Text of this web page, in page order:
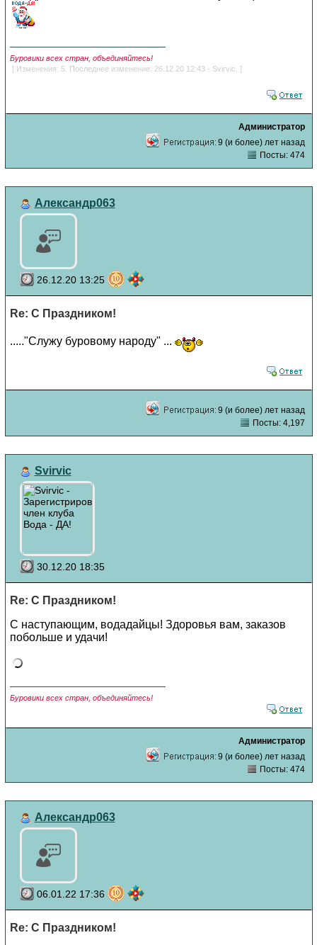
Буровики всех стран, объединяйтесь!
[ Изменения: 5. Последнее изменение: 26.12.20 12:43 - Svirvic. ]
Администратор
9 (и более) лет назад
Посты: 474
Александр063
26.12.20 13:25
Re: С Праздником!
....."Служу буровому народу" ...
9 (и более) лет назад
Посты: 4,197
Svirvic
30.12.20 18:35
Re: С Праздником!
С наступающим, водадайцы! Здоровья вам, заказов
побольше и удачи!
Буровики всех стран, объединяйтесь!
Администратор
9 (и более) лет назад
Посты: 474
Александр063
06.01.22 17:36
Re: С Праздником!